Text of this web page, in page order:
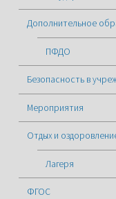
Дополнительное
ПФДО
Безопасность в
Мероприятия
Отдых и
Лагеря
ФГОС